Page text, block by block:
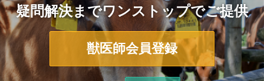
疑問解決までワンストップでご提供
獣医師会員登録